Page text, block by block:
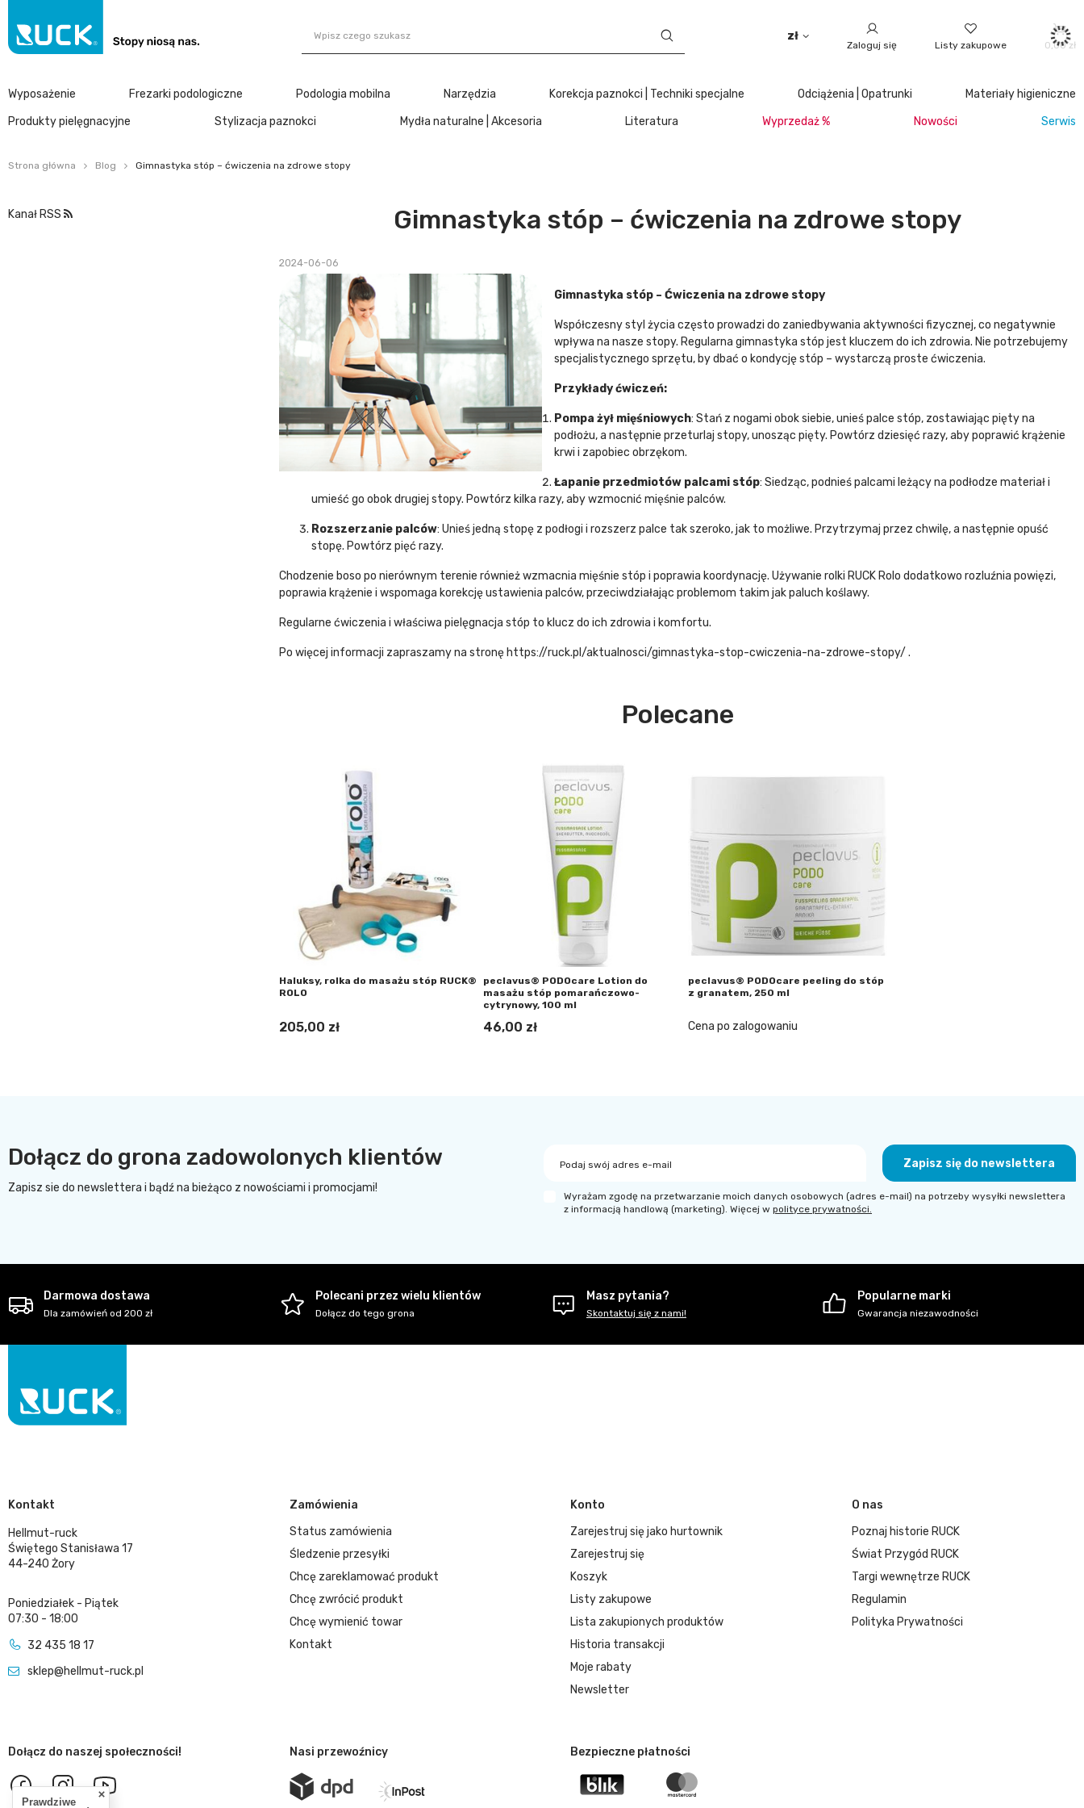
zł
Zaloguj się Listy zakupowe 0,00 zł
Wyposażenie Frezarki podologiczne Podologia mobilna Narzędzia Korekcja paznokci | Techniki specjalne Odciążenia | Opatrunki
Materiały higieniczne
Produkty pielęgnacyjne
Stylizacja paznokci Mydła naturalne | Akcesoria Literatura Wyprzedaż % Nowości Serwis
Strona główna Blog Gimnastyka stóp – ćwiczenia na zdrowe stopy
Kanał RSS Gimnastyka stóp – ćwiczenia na zdrowe stopy
2024-06-06
Gimnastyka stóp – Ćwiczenia na zdrowe stopy
Współczesny styl życia często prowadzi do zaniedbywania aktywności fizycznej, co negatywnie
wpływa na nasze stopy. Regularna gimnastyka stóp jest kluczem do ich zdrowia. Nie potrzebujemy
specjalistycznego sprzętu, by dbać o kondycję stóp – wystarczą proste ćwiczenia.
Przykłady ćwiczeń:
Pompa żył mięśniowych: Stań z nogami obok siebie, unieś palce stóp, zostawiając pięty na
podłożu, a następnie przeturlaj stopy, unosząc pięty. Powtórz dziesięć razy, aby poprawić krążenie
krwi i zapobiec obrzękom.
Łapanie przedmiotów palcami stóp: Siedząc, podnieś palcami leżący na podłodze materiał i
umieść go obok drugiej stopy. Powtórz kilka razy, aby wzmocnić mięśnie palców.
Rozszerzanie palców: Unieś jedną stopę z podłogi i rozszerz palce tak szeroko, jak to możliwe. Przytrzymaj przez chwilę, a następnie opuść
stopę. Powtórz pięć razy.
Chodzenie boso po nierównym terenie również wzmacnia mięśnie stóp i poprawia koordynację. Używanie rolki RUCK Rolo dodatkowo rozluźnia powięzi,
poprawia krążenie i wspomaga korekcję ustawienia palców, przeciwdziałając problemom takim jak paluch koślawy.
Regularne ćwiczenia i właściwa pielęgnacja stóp to klucz do ich zdrowia i komfortu.
Po więcej informacji zapraszamy na stronę https://ruck.pl/aktualnosci/gimnastyka-stop-cwiczenia-na-zdrowe-stopy/ .
Polecane
Haluksy, rolka do masażu stóp RUCK®
ROLO
205,00 zł
peclavus® PODOcare Lotion do
masażu stóp pomarańczowo-
cytrynowy, 100 ml
46,00 zł
peclavus® PODOcare peeling do stóp
z granatem, 250 ml
Cena po zalogowaniu
Dołącz do grona zadowolonych klientów
Zapisz sie do newslettera i bądź na bieżąco z nowościami i promocjami!
Podaj swój adres e-mail Zapisz się do newslettera
Wyrażam zgodę na przetwarzanie moich danych osobowych (adres e-mail) na potrzeby wysyłki newslettera
z informacją handlową (marketing). Więcej w polityce prywatności.
Darmowa dostawa
Dla zamówień od 200 zł
Polecani przez wielu klientów
Dołącz do tego grona
Masz pytania?
Skontaktuj się z nami!
Popularne marki
Gwarancja niezawodności
Kontakt
Hellmut-ruck
Świętego Stanisława 17
44-240 Żory
Poniedziałek - Piątek
07:30 - 18:00
32 435 18 17
sklep@hellmut-ruck.pl
Zamówienia
Status zamówienia
Śledzenie przesyłki
Chcę zareklamować produkt
Chcę zwrócić produkt
Chcę wymienić towar
Kontakt
Konto
Zarejestruj się jako hurtownik
Zarejestruj się
Koszyk
Listy zakupowe
Lista zakupionych produktów
Historia transakcji
Moje rabaty
Newsletter
O nas
Poznaj historie RUCK
Świat Przygód RUCK
Targi wewnętrze RUCK
Regulamin
Polityka Prywatności
Dołącz do naszej społeczności! Nasi przewoźnicy Bezpieczne płatności
Prawdziwe